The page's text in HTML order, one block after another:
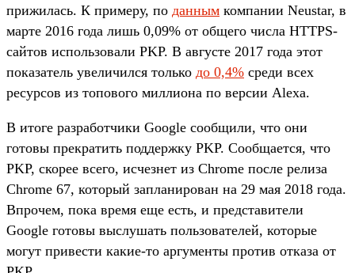
прижилась. К примеру, по данным компании Neustar, в
марте 2016 года лишь 0,09% от общего числа HTTPS-
сайтов использовали PKP. В августе 2017 года этот
показатель увеличился только до 0,4% среди всех
ресурсов из топового миллиона по версии Alexa.
В итоге разработчики Google сообщили, что они
готовы прекратить поддержку PKP. Сообщается, что
PKP, скорее всего, исчезнет из Chrome после релиза
Chrome 67, который запланирован на 29 мая 2018 года.
Впрочем, пока время еще есть, и представители
Google готовы выслушать пользователей, которые
могут привести какие-то аргументы против отказа от